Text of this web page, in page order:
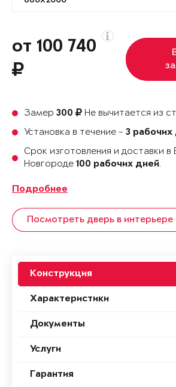
от 100 740
Замер 300
Не вычитается из
Установка в течение - 3 рабочих
Срок изготовления и доставки в
Новгороде 100 рабочих дней.
Подробнее
Посмотреть дверь в интерьере
Конструкция
Характеристики
Документы
Услуги
Гарантия